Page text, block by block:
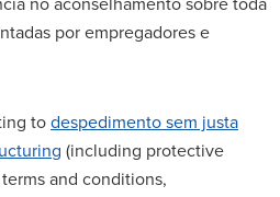
por empregadores e
todespedimento sem justa
(including protective
and conditions,